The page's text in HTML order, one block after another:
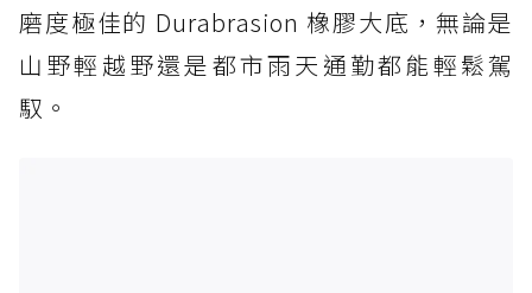
磨度極佳的 Durabrasion 橡膠大底，無論是
山野輕越野還是都市雨天通勤都能輕鬆駕
馭。